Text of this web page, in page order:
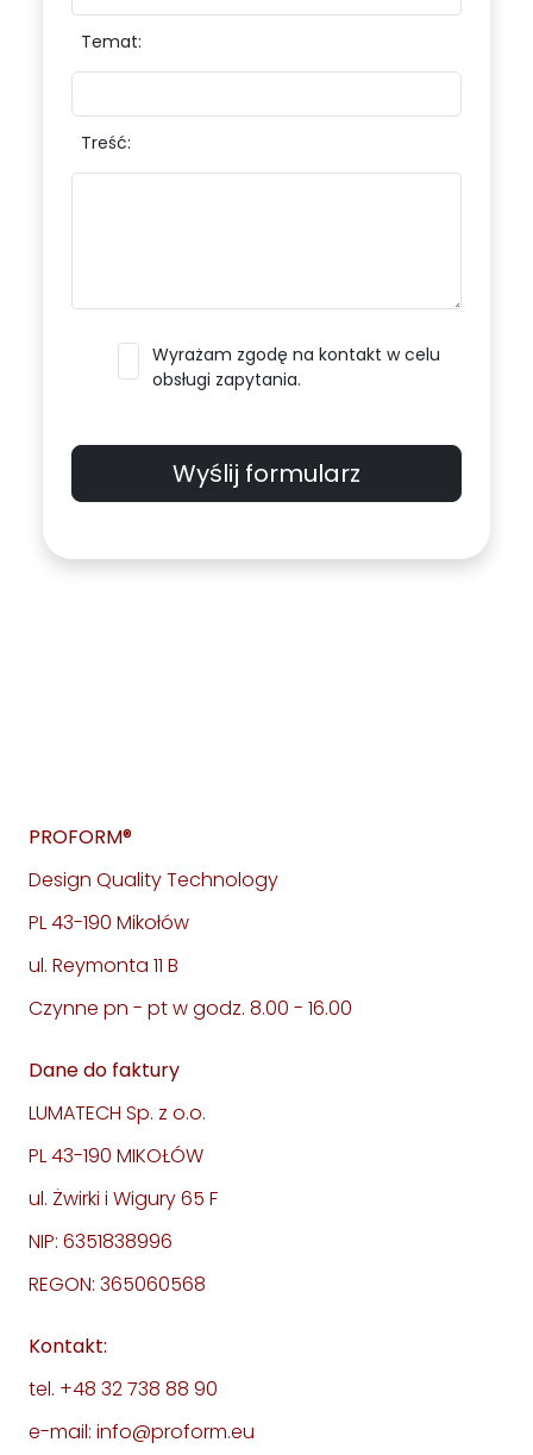
Temat:
Treść:
Wyrażam zgodę na kontakt w celu
obsługi zapytania.
Wyślij formularz
PROFORM®
Design Quality Technology
PL 43-190 Mikołów
ul. Reymonta 11 B
Czynne pn - pt w godz. 8.00 - 16.00
Dane do faktury
LUMATECH Sp. z o.o.
PL 43-190 MIKOŁÓW
ul. Żwirki i Wigury 65 F
NIP: 6351838996
REGON: 365060568
Kontakt:
tel. +48 32 738 88 90
e-mail: info@proform.eu